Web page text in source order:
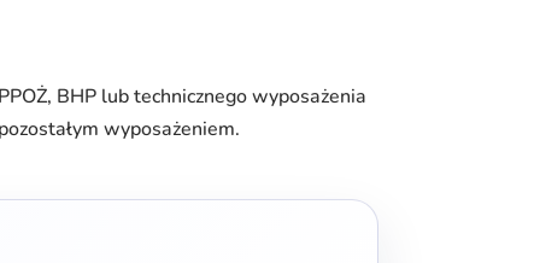
BHP lub technicznego wyposażenia
wyposażeniem.